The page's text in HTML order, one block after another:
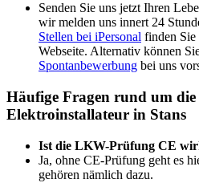
Senden Sie uns jetzt Ihren
wir melden uns innert 24
Stellen bei iPersonal finden Sie
Webseite. Alternativ können
Spontanbewerbung bei uns
Häufige Fragen rund um die
Elektroinstallateur in Stans
Ist die LKW-Prüfung CE
Ja, ohne CE-Prüfung geht es
gehören nämlich dazu.